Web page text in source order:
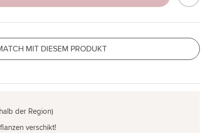
MIT DIESEM PRODUKT
der Region)
verschikt!